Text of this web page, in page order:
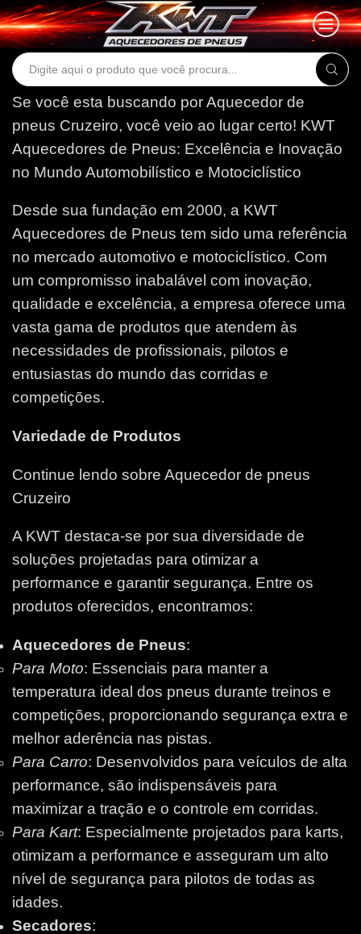
Search
Se você esta buscando por Aquecedor de
pneus Cruzeiro, você veio ao lugar certo! KWT
Aquecedores de Pneus: Excelência e Inovação
no Mundo Automobilístico e Motociclístico
Desde sua fundação em 2000, a KWT
Aquecedores de Pneus tem sido uma referência
no mercado automotivo e motociclístico. Com
um compromisso inabalável com inovação,
qualidade e excelência, a empresa oferece uma
vasta gama de produtos que atendem às
necessidades de profissionais, pilotos e
entusiastas do mundo das corridas e
competições.
Variedade de Produtos
Continue lendo sobre Aquecedor de pneus
Cruzeiro
A KWT destaca-se por sua diversidade de
soluções projetadas para otimizar a
performance e garantir segurança. Entre os
produtos oferecidos, encontramos:
Aquecedores de Pneus:
Para Moto: Essenciais para manter a
temperatura ideal dos pneus durante treinos e
competições, proporcionando segurança extra e
melhor aderência nas pistas.
Para Carro: Desenvolvidos para veículos de alta
performance, são indispensáveis para
maximizar a tração e o controle em corridas.
Para Kart: Especialmente projetados para karts,
otimizam a performance e asseguram um alto
nível de segurança para pilotos de todas as
idades.
Secadores: